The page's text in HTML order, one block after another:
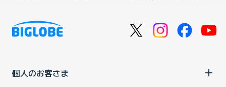
個人のお客さま